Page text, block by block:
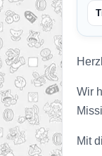
Wir
Mit